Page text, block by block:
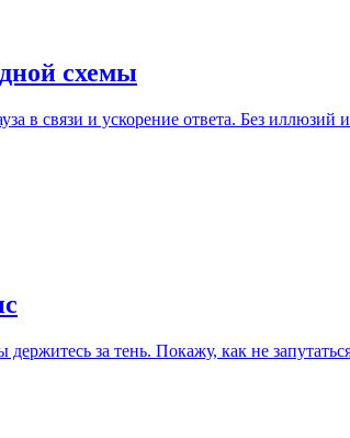
схемы
в связи и ускорение ответа. Без
за тень. Покажу, как не